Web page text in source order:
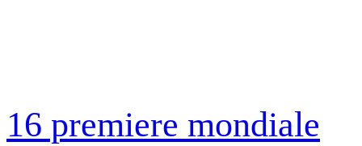
16 premiere mondiale